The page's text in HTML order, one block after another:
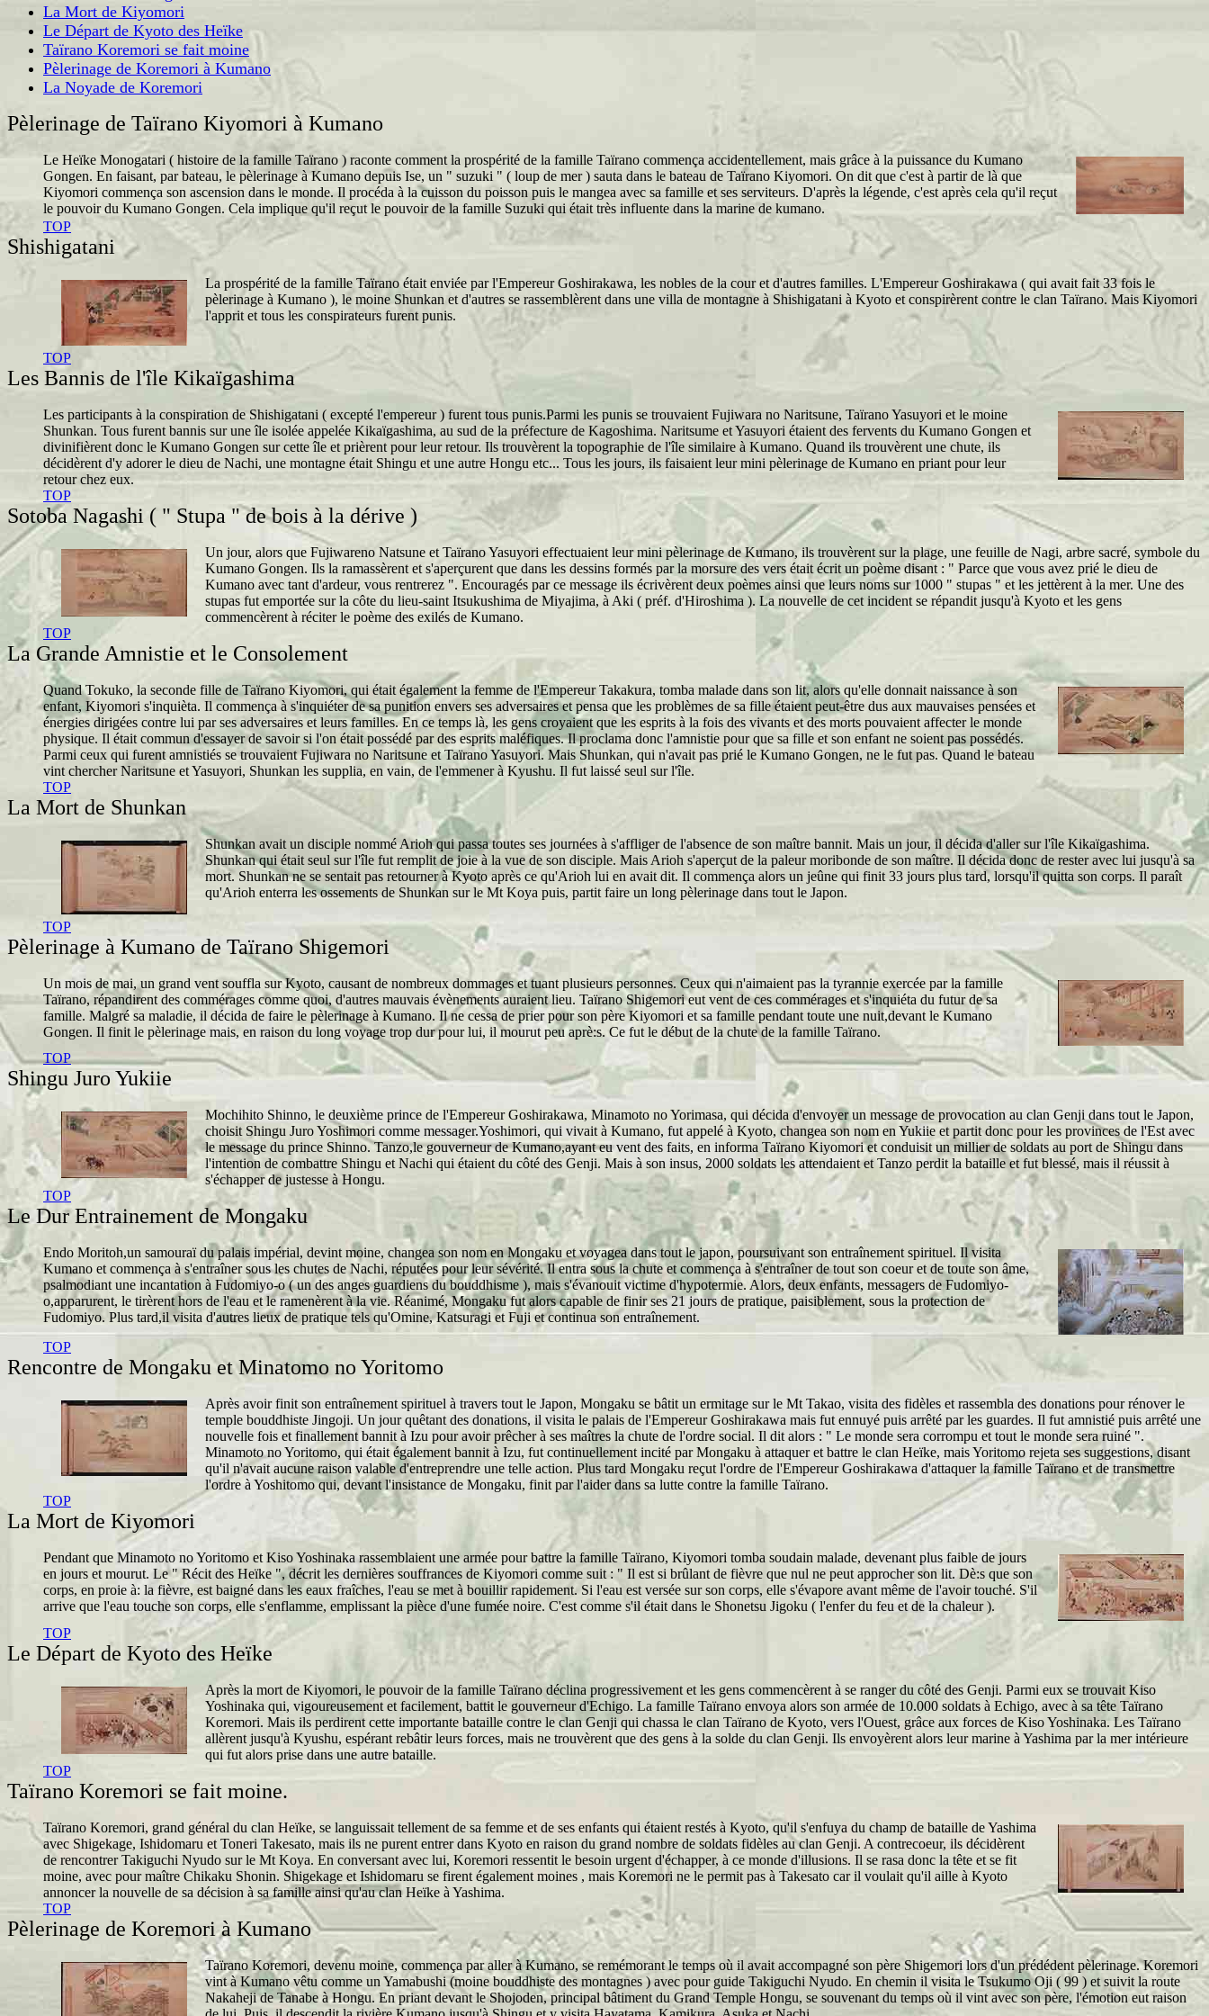
La Mort de Kiyomori
Le Départ de Kyoto des Heïke
Taïrano Koremori se fait moine
Pèlerinage de Koremori à Kumano
La Noyade de Koremori
Pèlerinage de Taïrano Kiyomori à Kumano
Le Heïke Monogatari ( histoire de la famille Taïrano ) raconte comment la prospérité de la famille Taïrano commença accidentellement, mais grâce à la puissance du Kumano
Gongen. En faisant, par bateau, le pèlerinage à Kumano depuis Ise, un " suzuki " ( loup de mer ) sauta dans le bateau de Taïrano Kiyomori. On dit que c'est à partir de là que
Kiyomori commença son ascension dans le monde. Il procéda à la cuisson du poisson puis le mangea avec sa famille et ses serviteurs. D'après la légende, c'est après cela qu'il reçut
le pouvoir du Kumano Gongen. Cela implique qu'il reçut le pouvoir de la famille Suzuki qui était très influente dans la marine de kumano.
TOP
Shishigatani
La prospérité de la famille Taïrano était enviée par l'Empereur Goshirakawa, les nobles de la cour et d'autres familles. L'Empereur Goshirakawa ( qui avait fait 33 fois le
pèlerinage à Kumano ), le moine Shunkan et d'autres se rassemblèrent dans une villa de montagne à Shishigatani à Kyoto et conspirèrent contre le clan Taïrano. Mais Kiyomori
l'apprit et tous les conspirateurs furent punis.
TOP
Les Bannis de l'île Kikaïgashima
Les participants à la conspiration de Shishigatani ( excepté l'empereur ) furent tous punis.Parmi les punis se trouvaient Fujiwara no Naritsune, Taïrano Yasuyori et le moine
Shunkan. Tous furent bannis sur une île isolée appelée Kikaïgashima, au sud de la préfecture de Kagoshima. Naritsume et Yasuyori étaient des fervents du Kumano Gongen et
divinifièrent donc le Kumano Gongen sur cette île et prièrent pour leur retour. Ils trouvèrent la topographie de l'île similaire à Kumano. Quand ils trouvèrent une chute, ils
décidèrent d'y adorer le dieu de Nachi, une montagne était Shingu et une autre Hongu etc... Tous les jours, ils faisaient leur mini pèlerinage de Kumano en priant pour leur
retour chez eux.
TOP
Sotoba Nagashi ( " Stupa " de bois à la dérive )
Un jour, alors que Fujiwareno Natsune et Taïrano Yasuyori effectuaient leur mini pèlerinage de Kumano, ils trouvèrent sur la plage, une feuille de Nagi, arbre sacré, symbole du
Kumano Gongen. Ils la ramassèrent et s'aperçurent que dans les dessins formés par la morsure des vers était écrit un poème disant : " Parce que vous avez prié le dieu de
Kumano avec tant d'ardeur, vous rentrerez ". Encouragés par ce message ils écrivèrent deux poèmes ainsi que leurs noms sur 1000 " stupas " et les jettèrent à la mer. Une des
stupas fut emportée sur la côte du lieu-saint Itsukushima de Miyajima, à Aki ( préf. d'Hiroshima ). La nouvelle de cet incident se répandit jusqu'à Kyoto et les gens
commencèrent à réciter le poème des exilés de Kumano.
TOP
La Grande Amnistie et le Consolement
Quand Tokuko, la seconde fille de Taïrano Kiyomori, qui était également la femme de l'Empereur Takakura, tomba malade dans son lit, alors qu'elle donnait naissance à son
enfant, Kiyomori s'inquièta. Il commença à s'inquiéter de sa punition envers ses adversaires et pensa que les problèmes de sa fille étaient peut-être dus aux mauvaises pensées et
énergies dirigées contre lui par ses adversaires et leurs familles. En ce temps là, les gens croyaient que les esprits à la fois des vivants et des morts pouvaient affecter le monde
physique. Il était commun d'essayer de savoir si l'on était possédé par des esprits maléfiques. Il proclama donc l'amnistie pour que sa fille et son enfant ne soient pas possédés.
Parmi ceux qui furent amnistiés se trouvaient Fujiwara no Naritsune et Taïrano Yasuyori. Mais Shunkan, qui n'avait pas prié le Kumano Gongen, ne le fut pas. Quand le bateau
vint chercher Naritsune et Yasuyori, Shunkan les supplia, en vain, de l'emmener à Kyushu. Il fut laissé seul sur l'île.
TOP
La Mort de Shunkan
Shunkan avait un disciple nommé Arioh qui passa toutes ses journées à s'affliger de l'absence de son maître bannit. Mais un jour, il décida d'aller sur l'île Kikaïgashima.
Shunkan qui était seul sur l'île fut remplit de joie à la vue de son disciple. Mais Arioh s'aperçut de la paleur moribonde de son maître. Il décida donc de rester avec lui jusqu'à sa
mort. Shunkan ne se sentait pas retourner à Kyoto après ce qu'Arioh lui en avait dit. Il commença alors un jeûne qui finit 33 jours plus tard, lorsqu'il quitta son corps. Il paraît
qu'Arioh enterra les ossements de Shunkan sur le Mt Koya puis, partit faire un long pèlerinage dans tout le Japon.
TOP
Pèlerinage à Kumano de Taïrano Shigemori
Un mois de mai, un grand vent souffla sur Kyoto, causant de nombreux dommages et tuant plusieurs personnes. Ceux qui n'aimaient pas la tyrannie exercée par la famille
Taïrano, répandirent des commérages comme quoi, d'autres mauvais évènements auraient lieu. Taïrano Shigemori eut vent de ces commérages et s'inquiéta du futur de sa
famille. Malgré sa maladie, il décida de faire le pèlerinage à Kumano. Il ne cessa de prier pour son père Kiyomori et sa famille pendant toute une nuit,devant le Kumano
Gongen. Il finit le pèlerinage mais, en raison du long voyage trop dur pour lui, il mourut peu aprè:s. Ce fut le début de la chute de la famille Taïrano.
TOP
Shingu Juro Yukiie
Mochihito Shinno, le deuxième prince de l'Empereur Goshirakawa, Minamoto no Yorimasa, qui décida d'envoyer un message de provocation au clan Genji dans tout le Japon,
choisit Shingu Juro Yoshimori comme messager.Yoshimori, qui vivait à Kumano, fut appelé à Kyoto, changea son nom en Yukiie et partit donc pour les provinces de l'Est avec
le message du prince Shinno. Tanzo,le gouverneur de Kumano,ayant eu vent des faits, en informa Taïrano Kiyomori et conduisit un millier de soldats au port de Shingu dans
l'intention de combattre Shingu et Nachi qui étaient du côté des Genji. Mais à son insus, 2000 soldats les attendaient et Tanzo perdit la bataille et fut blessé, mais il réussit à
s'échapper de justesse à Hongu.
TOP
Le Dur Entrainement de Mongaku
Endo Moritoh,un samouraï du palais impérial, devint moine, changea son nom en Mongaku et voyagea dans tout le japon, poursuivant son entraînement spirituel. Il visita
Kumano et commença à s'entraîner sous les chutes de Nachi, réputées pour leur sévérité. Il entra sous la chute et commença à s'entraîner de tout son coeur et de toute son âme,
psalmodiant une incantation à Fudomiyo-o ( un des anges guardiens du bouddhisme ), mais s'évanouit victime d'hypotermie. Alors, deux enfants, messagers de Fudomiyo-
o,apparurent, le tirèrent hors de l'eau et le ramenèrent à la vie. Réanimé, Mongaku fut alors capable de finir ses 21 jours de pratique, paisiblement, sous la protection de
Fudomiyo. Plus tard,il visita d'autres lieux de pratique tels qu'Omine, Katsuragi et Fuji et continua son entraînement.
TOP
Rencontre de Mongaku et Minatomo no Yoritomo
Après avoir finit son entraînement spirituel à travers tout le Japon, Mongaku se bâtit un ermitage sur le Mt Takao, visita des fidèles et rassembla des donations pour rénover le
temple bouddhiste Jingoji. Un jour quêtant des donations, il visita le palais de l'Empereur Goshirakawa mais fut ennuyé puis arrêté par les guardes. Il fut amnistié puis arrêté une
nouvelle fois et finallement bannit à Izu pour avoir prêcher à ses maîtres la chute de l'ordre social. Il dit alors : " Le monde sera corrompu et tout le monde sera ruiné ".
Minamoto no Yoritomo, qui était également bannit à Izu, fut continuellement incité par Mongaku à attaquer et battre le clan Heïke, mais Yoritomo rejeta ses suggestions, disant
qu'il n'avait aucune raison valable d'entreprendre une telle action. Plus tard Mongaku reçut l'ordre de l'Empereur Goshirakawa d'attaquer la famille Taïrano et de transmettre
l'ordre à Yoshitomo qui, devant l'insistance de Mongaku, finit par l'aider dans sa lutte contre la famille Taïrano.
TOP
La Mort de Kiyomori
Pendant que Minamoto no Yoritomo et Kiso Yoshinaka rassemblaient une armée pour battre la famille Taïrano, Kiyomori tomba soudain malade, devenant plus faible de jours
en jours et mourut. Le " Récit des Heïke ", décrit les dernières souffrances de Kiyomori comme suit : " Il est si brûlant de fièvre que nul ne peut approcher son lit. Dè:s que son
corps, en proie à: la fièvre, est baigné dans les eaux fraîches, l'eau se met à bouillir rapidement. Si l'eau est versée sur son corps, elle s'évapore avant même de l'avoir touché. S'il
arrive que l'eau touche son corps, elle s'enflamme, emplissant la pièce d'une fumée noire. C'est comme s'il était dans le Shonetsu Jigoku ( l'enfer du feu et de la chaleur ).
TOP
Le Départ de Kyoto des Heïke
Après la mort de Kiyomori, le pouvoir de la famille Taïrano déclina progressivement et les gens commencèrent à se ranger du côté des Genji. Parmi eux se trouvait Kiso
Yoshinaka qui, vigoureusement et facilement, battit le gouverneur d'Echigo. La famille Taïrano envoya alors son armée de 10.000 soldats à Echigo, avec à sa tête Taïrano
Koremori. Mais ils perdirent cette importante bataille contre le clan Genji qui chassa le clan Taïrano de Kyoto, vers l'Ouest, grâce aux forces de Kiso Yoshinaka. Les Taïrano
allèrent jusqu'à Kyushu, espérant rebâtir leurs forces, mais ne trouvèrent que des gens à la solde du clan Genji. Ils envoyèrent alors leur marine à Yashima par la mer intérieure
qui fut alors prise dans une autre bataille.
TOP
Taïrano Koremori se fait moine.
Taïrano Koremori, grand général du clan Heïke, se languissait tellement de sa femme et de ses enfants qui étaient restés à Kyoto, qu'il s'enfuya du champ de bataille de Yashima
avec Shigekage, Ishidomaru et Toneri Takesato, mais ils ne purent entrer dans Kyoto en raison du grand nombre de soldats fidèles au clan Genji. A contrecoeur, ils décidèrent
de rencontrer Takiguchi Nyudo sur le Mt Koya. En conversant avec lui, Koremori ressentit le besoin urgent d'échapper, à ce monde d'illusions. Il se rasa donc la tête et se fit
moine, avec pour maître Chikaku Shonin. Shigekage et Ishidomaru se firent également moines , mais Koremori ne le permit pas à Takesato car il voulait qu'il aille à Kyoto
annoncer la nouvelle de sa décision à sa famille ainsi qu'au clan Heïke à Yashima.
TOP
Pèlerinage de Koremori à Kumano
Taïrano Koremori, devenu moine, commença par aller à Kumano, se remémorant le temps où il avait accompagné son père Shigemori lors d'un prédédent pèlerinage. Koremori
vint à Kumano vêtu comme un Yamabushi (moine bouddhiste des montagnes ) avec pour guide Takiguchi Nyudo. En chemin il visita le Tsukumo Oji ( 99 ) et suivit la route
Nakaheji de Tanabe à Hongu. En priant devant le Shojoden, principal bâtiment du Grand Temple Hongu, se souvenant du temps où il vint avec son père, l'émotion eut raison